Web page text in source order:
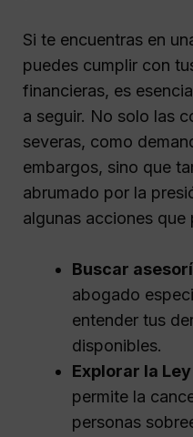
Si te encuentras en
puedes cumplir con
financieras, es
a seguir. No solo las
severas, como
embargos, sino que
abrumado por la
algunas acciones que
Buscar
abogado
entender tus
disponibles.
Explorar la
permite la
personas